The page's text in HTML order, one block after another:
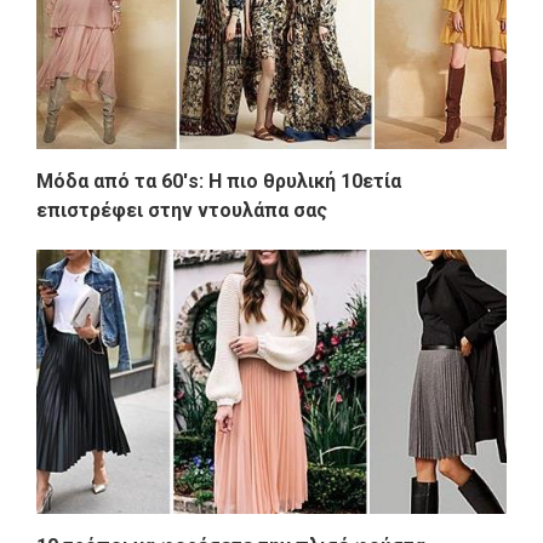
Μόδα από τα 60's: Η πιο θρυλική 10ετία
επιστρέφει στην ντουλάπα σας